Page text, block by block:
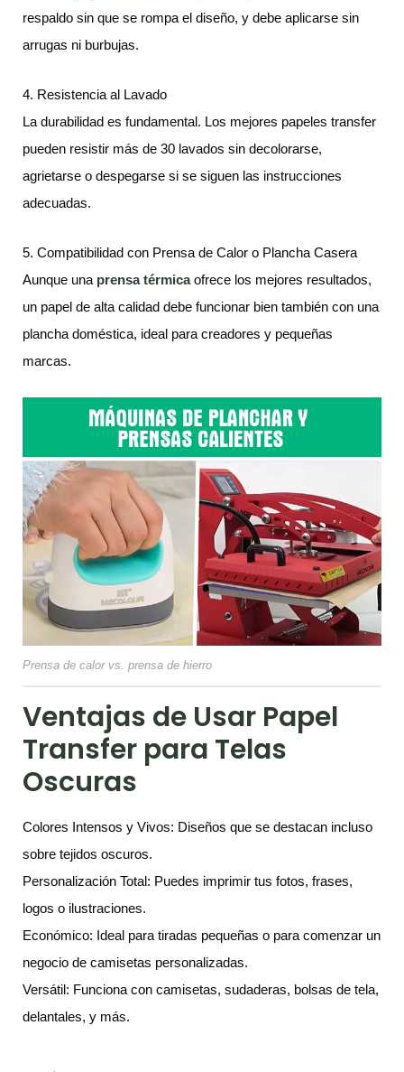
respaldo sin que se rompa el diseño, y debe aplicarse sin
arrugas ni burbujas.
4. Resistencia al Lavado
La durabilidad es fundamental. Los mejores papeles transfer
pueden resistir más de 30 lavados sin decolorarse,
agrietarse o despegarse si se siguen las instrucciones
adecuadas.
5. Compatibilidad con Prensa de Calor o Plancha Casera
Aunque una prensa térmicaofrece los mejores resultados,
un papel de alta calidad debe funcionar bien también con una
plancha doméstica, ideal para creadores y pequeñas
marcas.
Prensa de calor vs. prensa de hierro
Ventajas de Usar Papel
Transfer para Telas
Oscuras
Colores Intensos y Vivos: Diseños que se destacan incluso
sobre tejidos oscuros.
Personalización Total: Puedes imprimir tus fotos, frases,
logos o ilustraciones.
Económico: Ideal para tiradas pequeñas o para comenzar un
negocio de camisetas personalizadas.
Versátil: Funciona con camisetas, sudaderas, bolsas de tela,
delantales, y más.